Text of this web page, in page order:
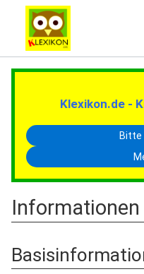
Klexikon.de -
Bitte
Informationen